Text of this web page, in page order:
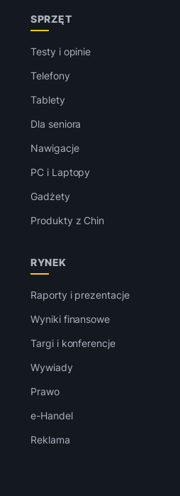
SPRZĘT
Testy i opinie
Telefony
Tablety
Dla seniora
Nawigacje
PC i Laptopy
Gadżety
Produkty z Chin
RYNEK
Raporty i prezentacje
Wyniki finansowe
Targi i konferencje
Wywiady
Prawo
e-Handel
Reklama